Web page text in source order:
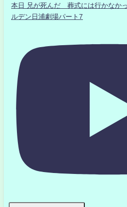
本日 兄が死んだ 葬式には行かな
ルデン日浦劇場パート7